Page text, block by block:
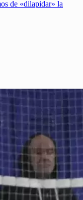
de «dilapidar» la